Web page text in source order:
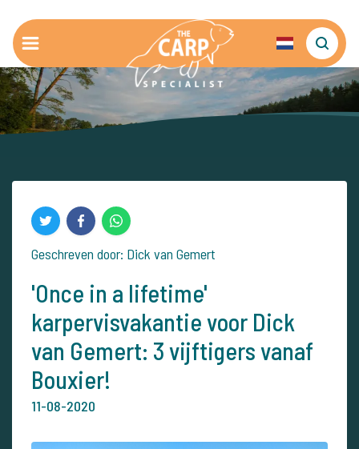
Geschreven door: Dick van Gemert
'Once in a lifetime'
karpervisvakantie voor Dick
van Gemert: 3 vijftigers vanaf
Bouxier!
11-08-2020